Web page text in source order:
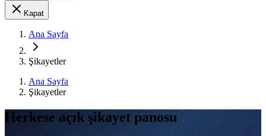
Kapat
Ana Sayfa
Şikayetler
Ana Sayfa
Şikayetler
Herkese açık şikayet panosu